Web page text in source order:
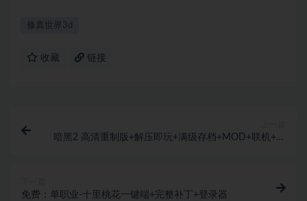
修真世界3d
收藏 链接
暗黑2 高清重制版+解压即玩+满级存档+MOD+联机+教
免费：单职业-十里桃花一键端+完整补丁+登录器